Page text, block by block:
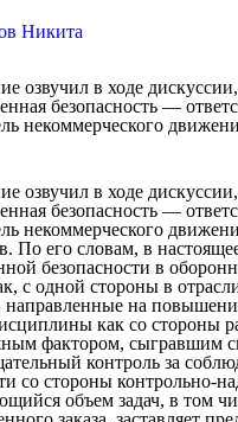
Никита
озвучил в ходе
безопасность —
некоммерческого
озвучил в ходе
безопасность —
некоммерческого
его словам, в
безопасности в
с одной стороны в
направленные на
как со стороны
фактором, сыгравшим
контроль за
со стороны контрольно-
объем задач, в том